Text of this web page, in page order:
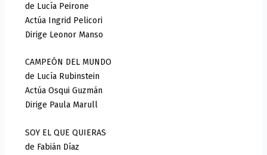
de Lucía Peirone
Actúa Ingrid Pelicori
Dirige Leonor Manso
CAMPEÓN DEL MUNDO
de Lucía Rubinstein
Actúa Osqui Guzmán
Dirige Paula Marull
SOY EL QUE QUIERAS
de Fabián Díaz